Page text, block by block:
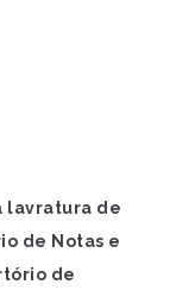
lavratura de
de Notas e
de